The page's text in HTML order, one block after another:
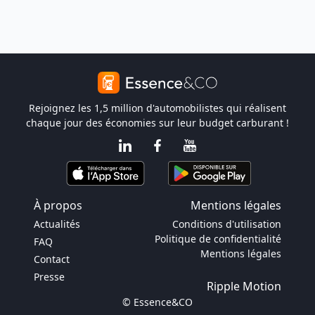
Rejoignez les 1,5 million d'automobilistes qui réalisent
chaque jour des économies sur leur budget carburant !
À propos Mentions légales
Actualités
FAQ
Contact
Presse
Conditions d'utilisation
Politique de confidentialité
Mentions légales
Ripple Motion
© Essence&CO